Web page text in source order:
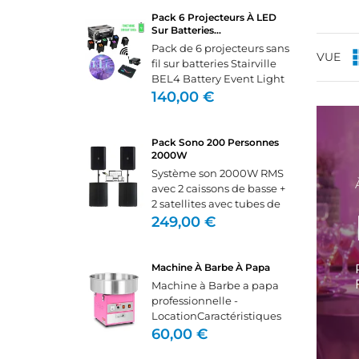
mixage. Nous vous
fournirons les câbles le
câble...
Pack 6 Projecteurs À LED
Sur Batteries...
Pack de 6 projecteurs sans
fil sur batteries Stairville
BEL4 Battery Event Light
4x15W -
d'ambianceAvec DMX
sans fil intégréLuminosité
élevée...
140,00 €
Pack Sono 200 Personnes
2000W
Système son 2000W RMS
avec 2 caissons de basse +
2 satellites avec tubes de
jonction, câbles,
directement sur un pc,
tablette, téléphone ou...
249,00 €
Machine À Barbe À Papa
Machine à Barbe a papa
professionnelle -
LocationCaractéristiques
techniques Alimentation :
60,00 €
VUE